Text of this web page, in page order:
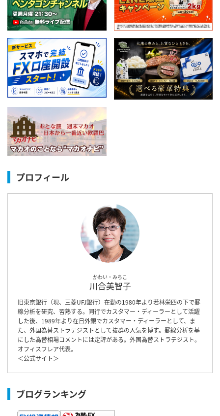
プロフィール
かわい・みちこ
川合美智子
旧東京銀行（現、三菱UFJ銀行）在勤の1980年より若林栄四の下で罫
線分析を研究、習熟する。同行でカスタマー・ディーラーとして活躍
した後、1989年より在日外銀でカスタマー・ディーラーとして、ま
た、外国為替ストラテジストとして抜群の人気を博す。罫線分析を基
にした為替相場コメントには定評がある。外国為替ストラテジスト。
オフィスフレア代表。
＜公式サイト＞
ブログランキング